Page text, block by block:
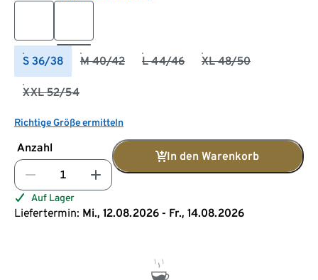
S 36/38 M 40/42 L 44/46 XL 48/50
XXL 52/54
Richtige Größe ermitteln
Anzahl
In den Warenkorb
Auf Lager
Liefertermin: Mi., 12.08.2026 - Fr., 14.08.2026